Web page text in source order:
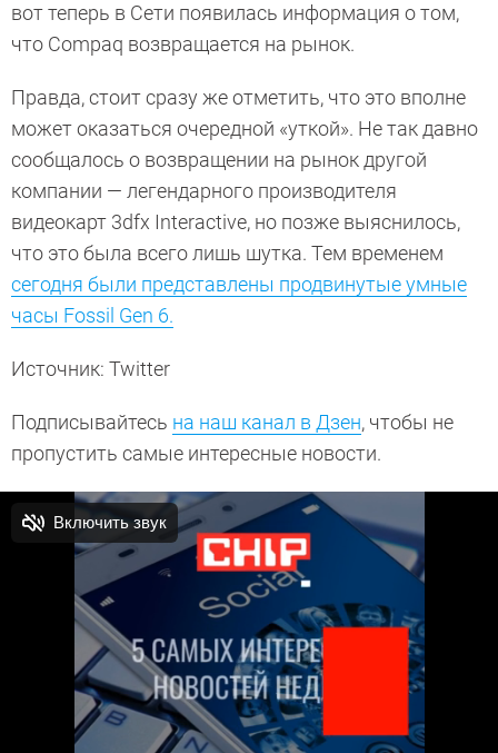
вот теперь в Сети появилась информация о том,
что Compaq возвращается на рынок.
Правда, стоит сразу же отметить, что это вполне
может оказаться очередной «уткой». Не так давно
сообщалось о возвращении на рынок другой
компании — легендарного производителя
видеокарт 3dfx Interactive, но позже выяснилось,
что это была всего лишь шутка. Тем временем
сегодня были представлены продвинутые умные
часы Fossil Gen 6.
Источник: Twitter
Подписывайтесь на наш канал в Дзен, чтобы не
пропустить самые интересные новости.